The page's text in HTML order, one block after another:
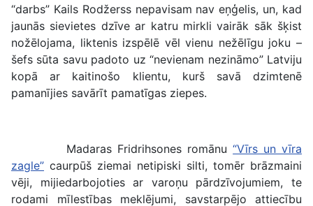
“darbs” Kails Rodžerss nepavisam nav eņģelis, un, kad
jaunās sievietes dzīve ar katru mirkli vairāk sāk šķist
nožēlojama, liktenis izspēlē vēl vienu nežēlīgu joku –
šefs sūta savu padoto uz “nevienam nezināmo” Latviju
kopā ar kaitinošo klientu, kurš savā dzimtenē
pamanījies savārīt pamatīgas ziepes.
Madaras Fridrihsones romānu“Vīrs un vīra
zagle” caurpūš ziemai netipiski silti, tomēr brāzmaini
vēji, mijiedarbojoties ar varoņu pārdzīvojumiem, te
rodami mīlestības meklējumi, savstarpējo attiecību